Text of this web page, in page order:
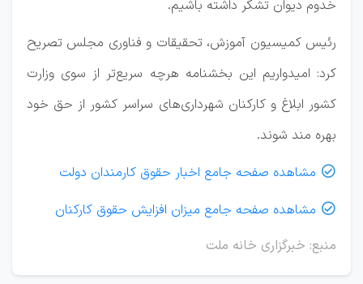
خدوم دیوان تشکر داشته باشیم.
رئیس کمیسیون آموزش، تحقیقات و فناوری مجلس تصریح
کرد: امیدواریم این بخشنامه هرچه سریع‌تر از سوی وزارت
کشور ابلاغ و کارکنان شهرداری‌های سراسر کشور از حق خود
بهره مند شوند.
 مشاهده صفحه جامع اخبار حقوق کارمندان دولت
 مشاهده صفحه جامع میزان افزایش حقوق کارکنان
منبع: خبرگزاری خانه ملت